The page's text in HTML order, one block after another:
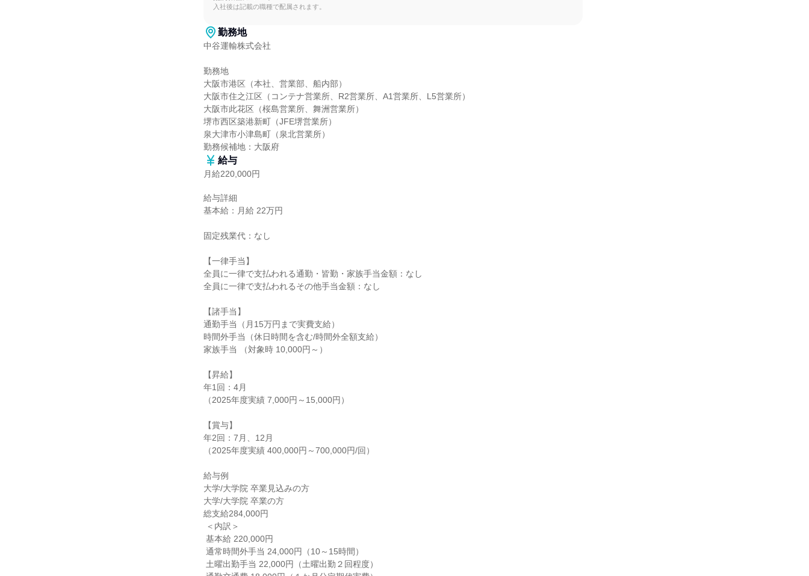
入社後は記載の職種で配属されます。
勤務地
中谷運輸株式会社
勤務地
大阪市港区（本社、営業部、船内部）
大阪市住之江区（コンテナ営業所、R2営業所、A1営業所、L5営業所）
大阪市此花区（桜島営業所、舞洲営業所）
堺市西区築港新町（JFE堺営業所）
泉大津市小津島町（泉北営業所）
勤務候補地：大阪府
給与
月給220,000円
給与詳細
基本給：月給 22万円
固定残業代：なし
【一律手当】
全員に一律で支払われる通勤・皆勤・家族手当金額：なし
全員に一律で支払われるその他手当金額：なし
【諸手当】
通勤手当（月15万円まで実費支給）
時間外手当（休日時間を含む/時間外全額支給）
家族手当 （対象時 10,000円～）
【昇給】
年1回：4月
（2025年度実績 7,000円～15,000円）
【賞与】
年2回：7月、12月
（2025年度実績 400,000円～700,000円/回）
給与例
大学/大学院 卒業見込みの方
大学/大学院 卒業の方
総支給284,000円